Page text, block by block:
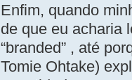
Enfim, quando
de que eu acharia
“branded” , até
Tomie Ohtake)